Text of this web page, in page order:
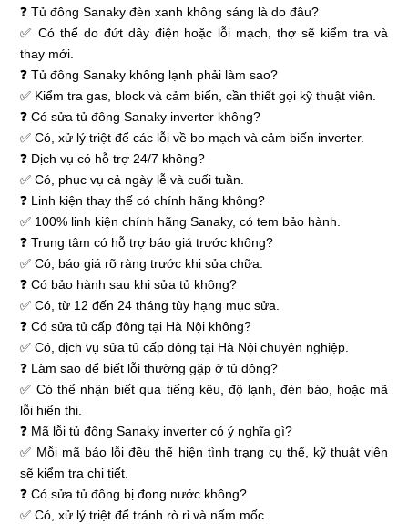
❓ Tủ đông Sanaky đèn xanh không sáng là do đâu?
✅ Có thể do đứt dây điện hoặc lỗi mạch, thợ sẽ kiểm tra và
thay mới.
❓ Tủ đông Sanaky không lạnh phải làm sao?
✅ Kiểm tra gas, block và cảm biến, cần thiết gọi kỹ thuật viên.
❓ Có sửa tủ đông Sanaky inverter không?
✅ Có, xử lý triệt để các lỗi về bo mạch và cảm biến inverter.
❓ Dịch vụ có hỗ trợ 24/7 không?
✅ Có, phục vụ cả ngày lễ và cuối tuần.
❓ Linh kiện thay thế có chính hãng không?
✅ 100% linh kiện chính hãng Sanaky, có tem bảo hành.
❓ Trung tâm có hỗ trợ báo giá trước không?
✅ Có, báo giá rõ ràng trước khi sửa chữa.
❓ Có bảo hành sau khi sửa tủ không?
✅ Có, từ 12 đến 24 tháng tùy hạng mục sửa.
❓ Có sửa tủ cấp đông tại Hà Nội không?
✅ Có, dịch vụ sửa tủ cấp đông tại Hà Nội chuyên nghiệp.
❓ Làm sao để biết lỗi thường gặp ở tủ đông?
✅ Có thể nhận biết qua tiếng kêu, độ lạnh, đèn báo, hoặc mã
lỗi hiển thị.
❓ Mã lỗi tủ đông Sanaky inverter có ý nghĩa gì?
✅ Mỗi mã báo lỗi đều thể hiện tình trạng cụ thể, kỹ thuật viên
sẽ kiểm tra chi tiết.
❓ Có sửa tủ đông bị đọng nước không?
✅ Có, xử lý triệt để tránh rò rỉ và nấm mốc.